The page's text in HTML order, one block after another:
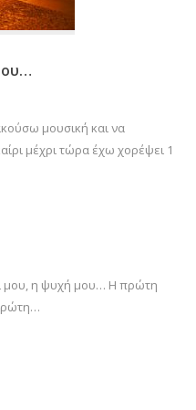
μουσική και να
μέχρι τώρα έχω χορέψει 1
μου, η ψυχή μου… Η πρώτη